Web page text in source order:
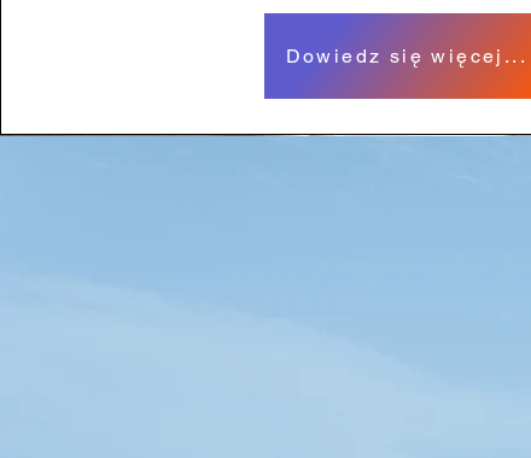
Dowiedz się więcej...